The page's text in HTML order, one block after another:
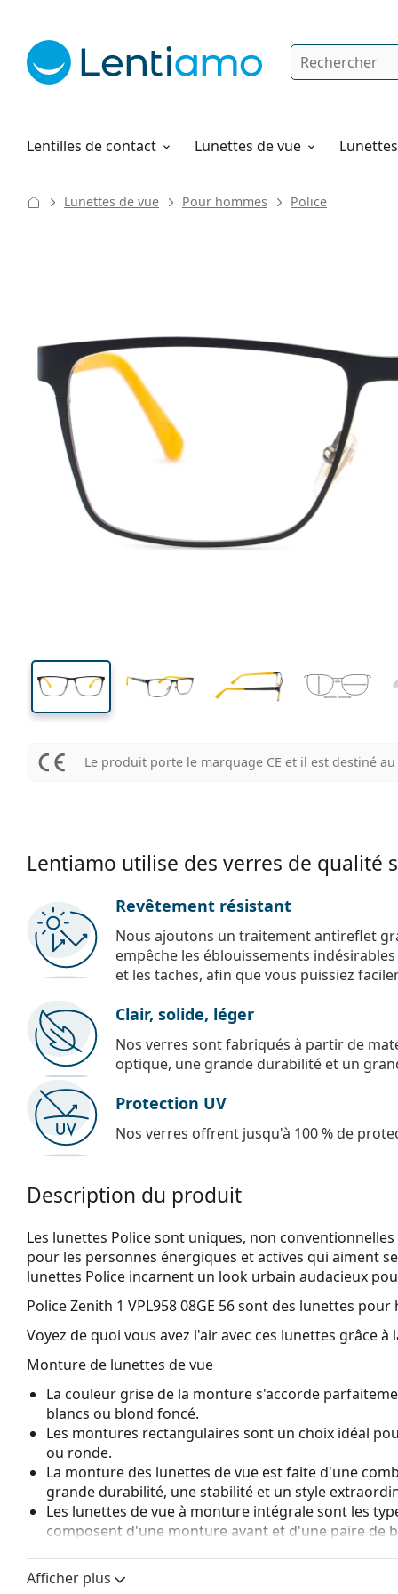
Rechercher
Lentilles de contact
Solutions Lunettes de vue
Comment commander
Lunettes de vue Pour hommes Police
Largeur des verres
39 mm
Largeur des verres Largeur des verres
Largeur
des verres
Le produit porte le marquage CE et il est destiné
Lentiamo utilise des verres de qualité
Revêtement résistant
Nous ajoutons un traitement antireflet
empêche les éblouissements
et les taches, afin que vous puissiez
Clair, solide, léger
Nos verres sont fabriqués à partir de
optique, une grande durabilité et un
Protection UV
Nos verres offrent jusqu'à 100 % de
Description du produit
Les lunettes Police sont uniques, non
pour les personnes énergiques et actives qui aiment
lunettes Police incarnent un look urbain audacieux
Police Zenith 1 VPL958 08GE 56sont des lunettes pour
Voyez de quoi vous avez l'air avec ces lunettes grâce
Monture de lunettes de vue
La couleur grise de la monture s'accorde
blancs ou blond foncé.
Les montures rectangulaires sont un choix idéal
ou ronde.
La monture des lunettes de vue est faite d'une
grande durabilité, une stabilité et un style
Les lunettes de vue à monture intégrale sont les
composent d'une monture avant et d'une paire de
fait qu'elles enferment entièrement le verre, et
de monture convient à tous les verres, y compris
Afficher plus